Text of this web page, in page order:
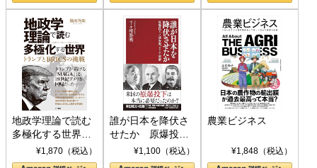
地政学理論で読む
多極化する世界：
トランプとBRICS
の挑戦
¥1,870（税込）
誰が日本を降伏さ
せたか 原爆投
下、ソ連参戦、そ
して聖断 (PHP新
¥1,100（税込）
農業ビジネス
¥1,848（税込）